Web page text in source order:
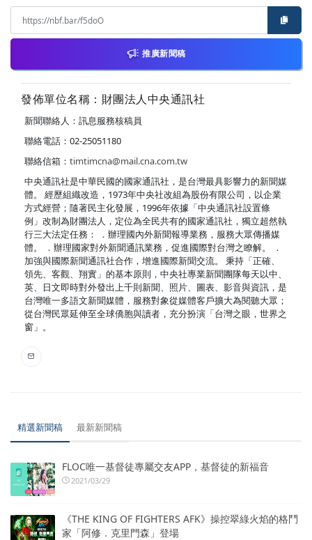
推廣新聞稿
發佈單位名稱：財團法人中央通訊社
新聞聯絡人：訊息服務核稿員
聯絡電話：02-25051180
聯絡信箱： timtimcna@mail.cna.com.tw
中央通訊社是中華民國的國家通訊社，是台灣最具影響力的新聞媒
體。 經歷組織改造，1973年中央社改組為股份有限公司，以企業
方式經營；隨著民主化發展，1996年依據「中央通訊社設置條
例」改制為財團法人，定位為全民共有的國家通訊社，獨立超然執
行三大法定任務： ．辦理國內外新聞報導業務，服務大眾傳播媒
體。 ．辦理國家對外新聞通訊業務，促進國際對台灣之瞭解。 ．
加強與國際新聞通訊社合作，增進國際新聞交流。 秉持「正確、
領先、客觀、翔實」的基本原則，中央社專業新聞團隊每天以中、
英、日文即時對外發出上千則新聞、照片、圖表、影音與資訊，是
台灣唯一多語文新聞媒體，服務對象從媒體客戶擴大為閱聽大眾；
從台灣民眾延伸至全球僑胞與讀者，充分扮演「台灣之眼，世界之
窗」。
精選新聞稿 最新新聞稿
FLOC唯一基督徒專屬交友APP，基督徒的新福音
2021/03/29
《THE KING OF FIGHTERS AFK》操控翠綠火焰的格鬥
家「阿修．克里門森」登場